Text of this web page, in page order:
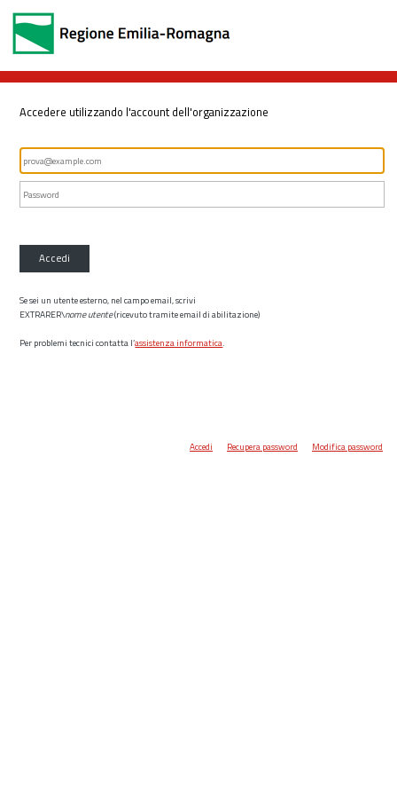
Accedere utilizzando l'account dell'organizzazione
Accedi
Se sei un utente esterno, nel campo email, scrivi
EXTRARER\nome utente(ricevuto tramite email di abilitazione)
Per problemi tecnici contatta l’assistenza informatica.
Accedi Recupera password Modifica password